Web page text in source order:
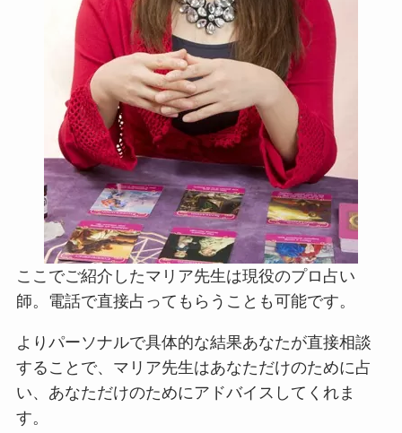
ここでご紹介したマリア先生は現役のプロ占い
師。電話で直接占ってもらうことも可能です。
よりパーソナルで具体的な結果あなたが直接相談
することで、マリア先生はあなただけのために占
い、あなただけのためにアドバイスしてくれま
す。